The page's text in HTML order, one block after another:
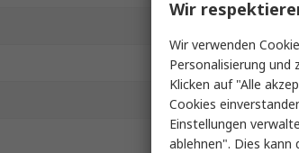
Gewinde
Länge
Kopfform
Wir
Wir verwenden
Personalisierung und
Klicken auf "Alle
Cookies
Einstellungen
ablehnen". Dies